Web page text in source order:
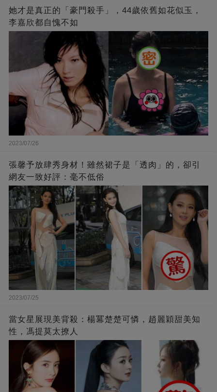
她才是真正的「豪門殺手」，44歲依舊如花似玉，
李嘉欣都自愧不如
2023/07/26
張馨予放肆秀身材！雖然裙子是「透肉」的，卻引
網友一致好評：毫不低俗
2023/07/25
當女星展現美背殺：楊冪楚楚可憐，趙麗穎甜美知
性，馮提莫太撩人